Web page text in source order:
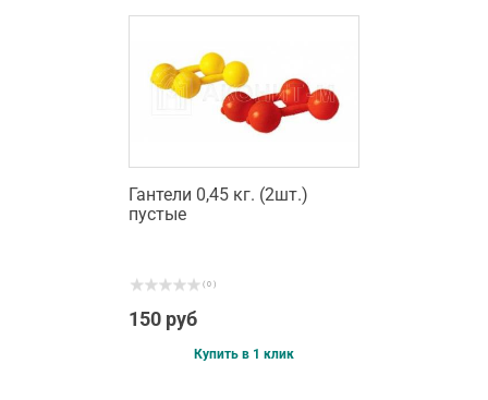
Гантели 0,45 кг. (2шт.)
пустые
( 0 )
150 руб
Купить в 1 клик